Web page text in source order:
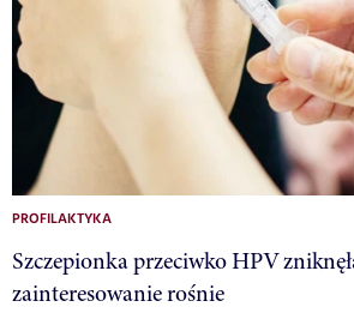
PROFILAKTYKA
Szczepionka przeciwko HPV
zainteresowanie rośnie